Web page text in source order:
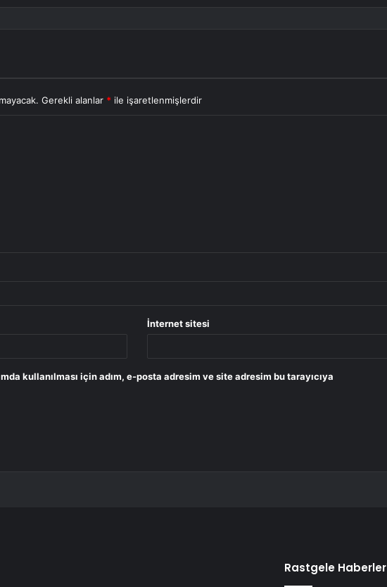
Gerekli alanlar * ile işaretlenmişlerdir
İnternet sitesi
kullanılması için adım, e-posta adresim ve site adresim bu tarayıcıya
Rastgele Haberler